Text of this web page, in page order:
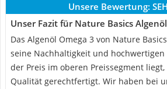
Unsere Bewertung:
Unser Fazit für Nature Basics
Das Algenöl Omega 3 von Nature
seine Nachhaltigkeit und
der Preis im oberen Preissegment
Qualität gerechtfertigt. Wir haben bei